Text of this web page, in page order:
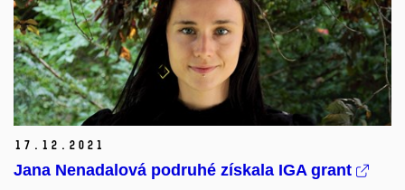
17. 12. 2021
Jana Nenadalová podruhé získala IGA grant